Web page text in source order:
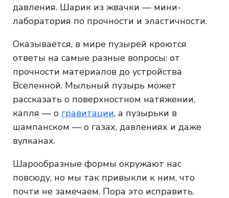
давления. Шарик из жвачки — мини-
лаборатория по прочности и эластичности.
Оказывается, в мире пузырей кроются
ответы на самые разные вопросы: от
прочности материалов до устройства
Вселенной. Мыльный пузырь может
рассказать о поверхностном натяжении,
капля — о гравитации, а пузырьки в
шампанском — о газах, давлениях и даже
вулканах.
Шарообразные формы окружают нас
повсюду, но мы так привыкли к ним, что
почти не замечаем. Пора это исправить.